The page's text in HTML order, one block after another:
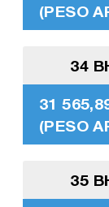
(PESO
34
31
(PESO
35